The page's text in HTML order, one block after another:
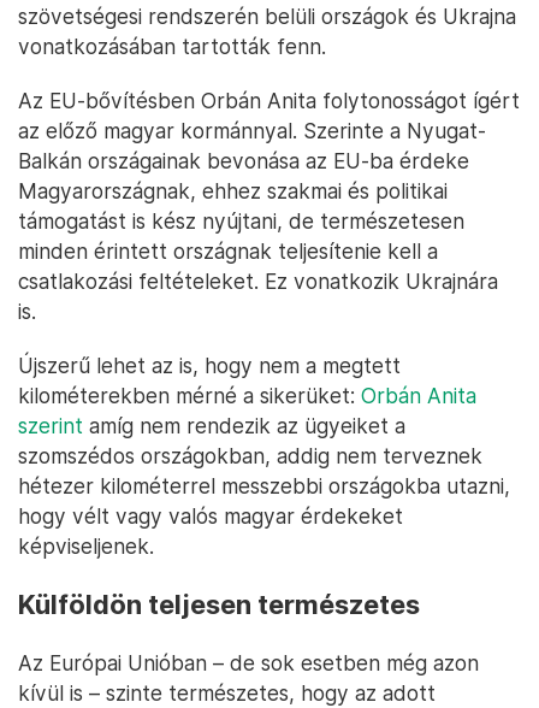
szövetségesi rendszerén belüli országok és Ukrajna
vonatkozásában tartották fenn.
Az EU-bővítésben Orbán Anita folytonosságot ígért
az előző magyar kormánnyal. Szerinte a Nyugat-
Balkán országainak bevonása az EU-ba érdeke
Magyarországnak, ehhez szakmai és politikai
támogatást is kész nyújtani, de természetesen
minden érintett országnak teljesítenie kell a
csatlakozási feltételeket. Ez vonatkozik Ukrajnára
is.
Újszerű lehet az is, hogy nem a megtett
kilométerekben mérné a sikerüket: Orbán Anita
szerint amíg nem rendezik az ügyeiket a
szomszédos országokban, addig nem terveznek
hétezer kilométerrel messzebbi országokba utazni,
hogy vélt vagy valós magyar érdekeket
képviseljenek.
Külföldön teljesen természetes
Az Európai Unióban – de sok esetben még azon
kívül is – szinte természetes, hogy az adott